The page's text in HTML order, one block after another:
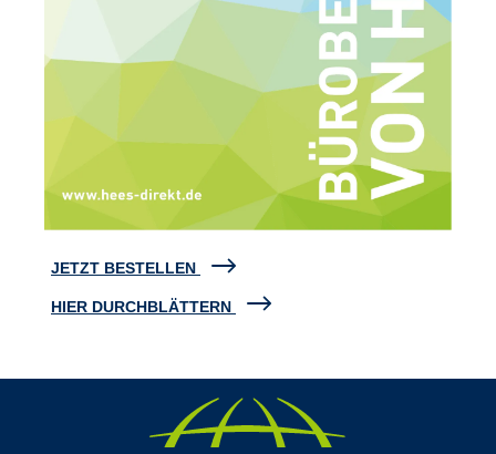
JETZT BESTELLEN
HIER DURCHBLÄTTERN